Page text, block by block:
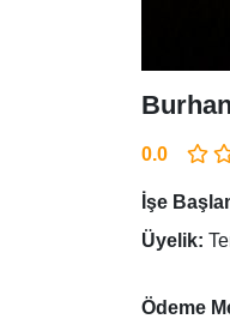
0.0
İşe
Üyelik:
Ödeme